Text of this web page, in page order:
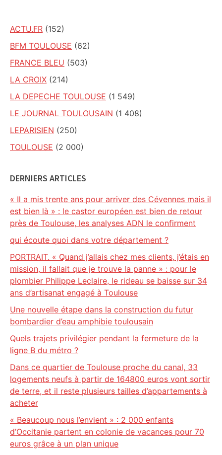
ACTU.FR (152)
BFM TOULOUSE (62)
FRANCE BLEU (503)
LA CROIX (214)
LA DEPECHE TOULOUSE (1 549)
LE JOURNAL TOULOUSAIN (1 408)
LEPARISIEN (250)
TOULOUSE (2 000)
DERNIERS ARTICLES
« Il a mis trente ans pour arriver des Cévennes mais il
est bien là » : le castor européen est bien de retour
près de Toulouse, les analyses ADN le confirment
qui écoute quoi dans votre département ?
PORTRAIT. « Quand j’allais chez mes clients, j’étais en
mission, il fallait que je trouve la panne » : pour le
plombier Philippe Leclaire, le rideau se baisse sur 34
ans d’artisanat engagé à Toulouse
Une nouvelle étape dans la construction du futur
bombardier d’eau amphibie toulousain
Quels trajets privilégier pendant la fermeture de la
ligne B du métro ?
Dans ce quartier de Toulouse proche du canal, 33
logements neufs à partir de 164800 euros vont sortir
de terre, et il reste plusieurs tailles d’appartements à
acheter
« Beaucoup nous l’envient » : 2 000 enfants
d’Occitanie partent en colonie de vacances pour 70
euros grâce à un plan unique